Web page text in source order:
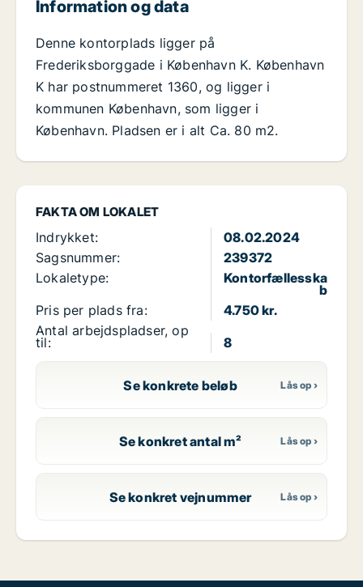
FAKTA OM LOKALET
Indrykket:
08.02.2024
Sagsnummer:
239372
Lokaletype:
Kontorfællesska
b
Pris per plads fra:
4.750 kr.
Antal arbejdspladser, op
til: 8
Se konkrete beløb
Se konkret antal m²
Se konkret vejnummer
Information og data
Denne kontorplads ligger på
Frederiksborggade i København K. København
K har postnummeret 1360, og ligger i
kommunen København, som ligger i
København. Pladsen er i alt Ca. 80 m2.